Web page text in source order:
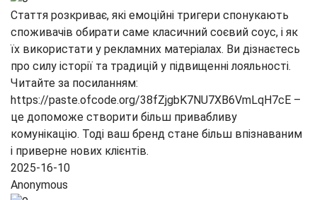
Стаття розкриває, які емоційні тригери спонукають
споживачів обирати саме класичний соєвий соус, і як
їх використати у рекламних матеріалах. Ви дізнаєтесь
про силу історії та традицій у підвищенні лояльності.
Читайте за посиланням:
https://paste.ofcode.org/38fZjgbK7NU7XB6VmLqH7cE –
це допоможе створити більш привабливу
комунікацію. Тоді ваш бренд стане більш впізнаваним
і приверне нових клієнтів.
2025-16-10
Anonymous